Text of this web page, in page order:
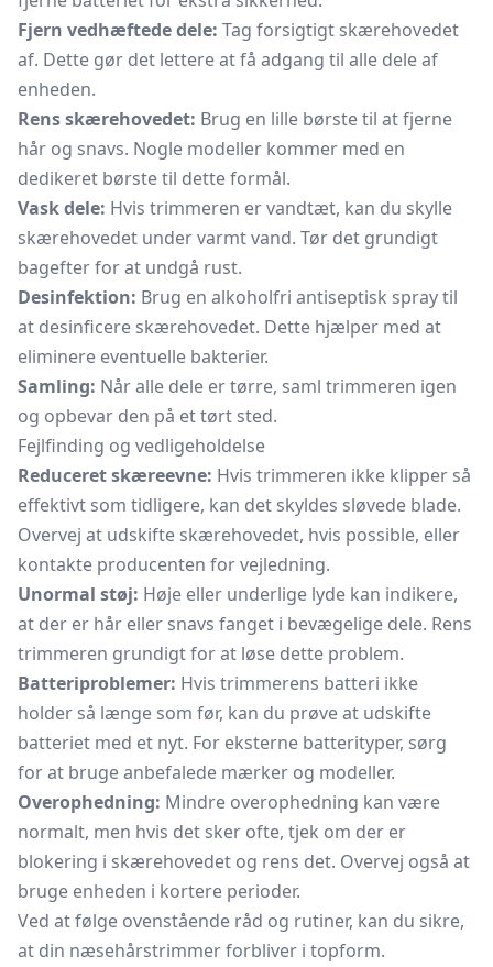
Fjern vedhæftede dele: Tag forsigtigt skærehovedet
af. Dette gør det lettere at få adgang til alle dele af
enheden.
Rens skærehovedet: Brug en lille børste til at fjerne
hår og snavs. Nogle modeller kommer med en
dedikeret børste til dette formål.
Vask dele: Hvis trimmeren er vandtæt, kan du skylle
skærehovedet under varmt vand. Tør det grundigt
bagefter for at undgå rust.
Desinfektion: Brug en alkoholfri antiseptisk spray til
at desinficere skærehovedet. Dette hjælper med at
eliminere eventuelle bakterier.
Samling: Når alle dele er tørre, saml trimmeren igen
og opbevar den på et tørt sted.
Fejlfinding og vedligeholdelse
Reduceret skæreevne: Hvis trimmeren ikke klipper så
effektivt som tidligere, kan det skyldes sløvede blade.
Overvej at udskifte skærehovedet, hvis possible, eller
kontakte producenten for vejledning.
Unormal støj: Høje eller underlige lyde kan indikere,
at der er hår eller snavs fanget i bevægelige dele. Rens
trimmeren grundigt for at løse dette problem.
Batteriproblemer: Hvis trimmerens batteri ikke
holder så længe som før, kan du prøve at udskifte
batteriet med et nyt. For eksterne batterityper, sørg
for at bruge anbefalede mærker og modeller.
Overophedning: Mindre overophedning kan være
normalt, men hvis det sker ofte, tjek om der er
blokering i skærehovedet og rens det. Overvej også at
bruge enheden i kortere perioder.
Ved at følge ovenstående råd og rutiner, kan du sikre,
at din næsehårstrimmer forbliver i topform.